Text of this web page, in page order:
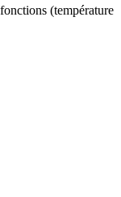
(température